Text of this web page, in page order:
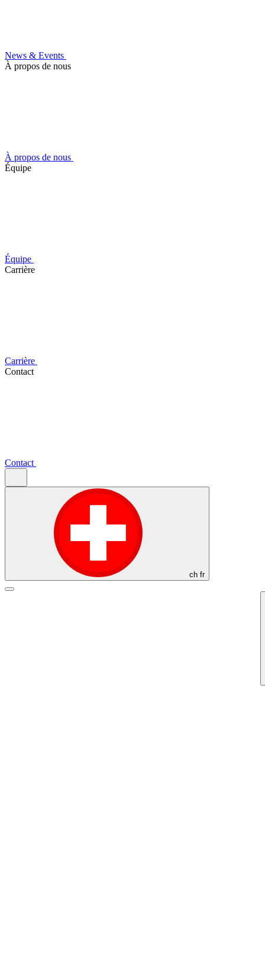
News & Events
À propos de nous
À propos de nous
Équipe
Équipe
Carrière
Carrière
Contact
Contact
ch fr